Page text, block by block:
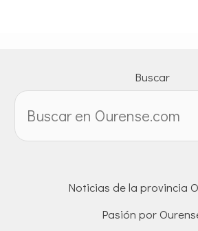
Buscar
Noticias de la provincia
Pasión por